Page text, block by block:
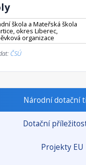
škola a Mateřská škola
okres Liberec,
organizace
ČSÚ
Národní dotační
Dotační
Projekty EU